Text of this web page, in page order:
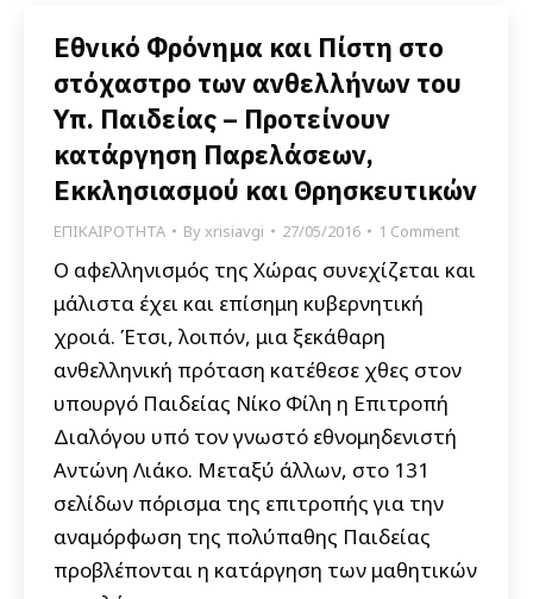
Εθνικό Φρόνημα και Πίστη στο
στόχαστρο των ανθελλήνων του
Υπ. Παιδείας – Προτείνουν
κατάργηση Παρελάσεων,
Εκκλησιασμού και Θρησκευτικών
ΕΠΙΚΑΙΡΟΤΗΤΑ Byxrisiavgi 27/05/2016 1 Comment
Ο αφελληνισμός της Χώρας συνεχίζεται και
μάλιστα έχει και επίσημη κυβερνητική
χροιά. Έτσι, λοιπόν, μια ξεκάθαρη
ανθελληνική πρόταση κατέθεσε χθες στον
υπουργό Παιδείας Νίκο Φίλη η Επιτροπή
Διαλόγου υπό τον γνωστό εθνομηδενιστή
Αντώνη Λιάκο. Μεταξύ άλλων, στο 131
σελίδων πόρισμα της επιτροπής για την
αναμόρφωση της πολύπαθης Παιδείας
προβλέπονται η κατάργηση των μαθητικών